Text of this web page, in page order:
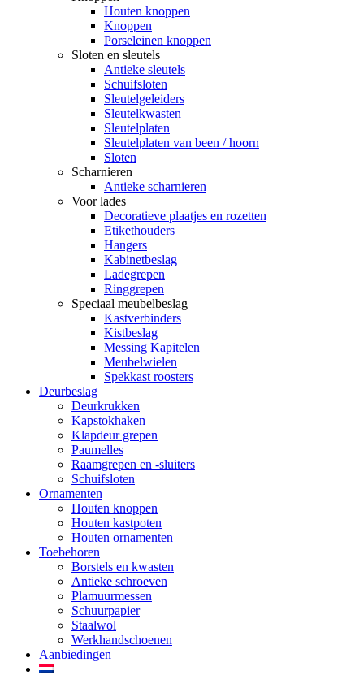
Houten knoppen
Knoppen
Porseleinen knoppen
Sloten en sleutels
Antieke sleutels
Schuifsloten
Sleutelgeleiders
Sleutelkwasten
Sleutelplaten
Sleutelplaten van been / hoorn
Sloten
Scharnieren
Antieke scharnieren
Voor lades
Decoratieve plaatjes en rozetten
Etikethouders
Hangers
Kabinetbeslag
Ladegrepen
Ringgrepen
Speciaal meubelbeslag
Kastverbinders
Kistbeslag
Messing Kapitelen
Meubelwielen
Spekkast roosters
Deurbeslag
Deurkrukken
Kapstokhaken
Klapdeur grepen
Paumelles
Raamgrepen en -sluiters
Schuifsloten
Ornamenten
Houten knoppen
Houten kastpoten
Houten ornamenten
Toebehoren
Borstels en kwasten
Antieke schroeven
Plamuurmessen
Schuurpapier
Staalwol
Werkhandschoenen
Aanbiedingen